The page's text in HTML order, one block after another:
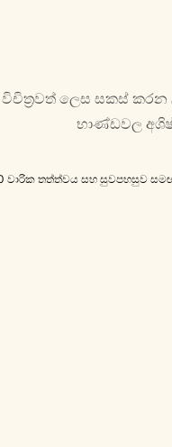
විචිත්‍රවත් ලෙස සකස් කරන
භාණ්ඩවල